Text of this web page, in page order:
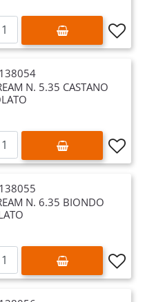
Quantità
N. 5.35 CASTANO
Quantità
N. 6.35 BIONDO
Quantità